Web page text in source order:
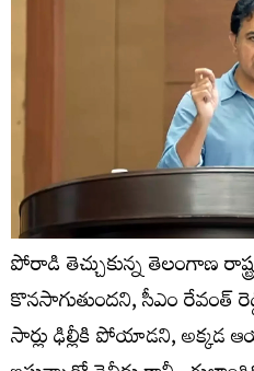
పోరాడి తెచ్చుకున్న తెలంగాణ
కొనసాగుతుందని, సీఎం రేవంత్
సార్లు ఢిల్లీకి పోయాడని, అక్కడ